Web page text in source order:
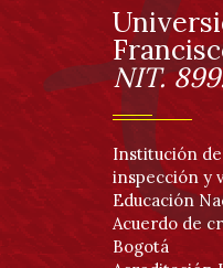
página
NIT.
Institución
inspección y
Educación
Acuerdo de
Bogotá